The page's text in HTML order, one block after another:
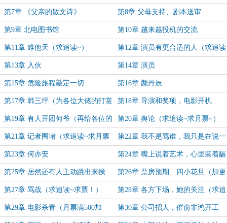
第7章 《父亲的散文诗》 第8章 父母支持、剧本送审
第9章 北电图书馆 第10章 越来越投机的交流
第11章 难他天（求追读~） 第12章 演员有更合适的人（求追读
~）
第13章 入伙 第14章 演员
第15章 危险旅程敲定一切 第16章 颜丹辰
第17章 韩三坪（为各位大佬的打赏
加更）
第18章 导演和奖项，电影开机
第19章 有人开团何爷（再给各位的
打赏和月票加更一次）
第20章 舆论（求追读~求月票~）
第21章 记者围堵（求追读~求月票
~）
第22章 我不是骂谁，我只是在说一
个事实
第23章 何亦安 第24章 嘴上说着艺术，心里装着龌
蹉
第25章 居然还有人主动跳出来挨
骂？
第26章 票房预期、四小花旦（加更
求追读~求月票~）
第27章 骂战（求追读~求票！） 第28章 各方下场，她的关注（求追
读~求票）
第29章 电影杀青（月票满500加 第30章 公司招人，催俞非鸿开工